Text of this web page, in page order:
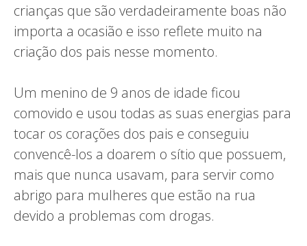
crianças que são verdadeiramente boas não
importa a ocasião e isso reflete muito na
criação dos pais nesse momento.
Um menino de 9 anos de idade ficou
comovido e usou todas as suas energias para
tocar os corações dos pais e conseguiu
convencê-los a doarem o sítio que possuem,
mais que nunca usavam, para servir como
abrigo para mulheres que estão na rua
devido a problemas com drogas.